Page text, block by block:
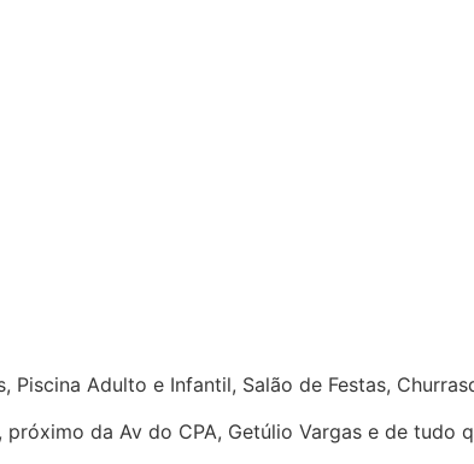
Piscina Adulto e Infantil, Salão de Festas,
da Av do CPA, Getúlio Vargas e de tudo